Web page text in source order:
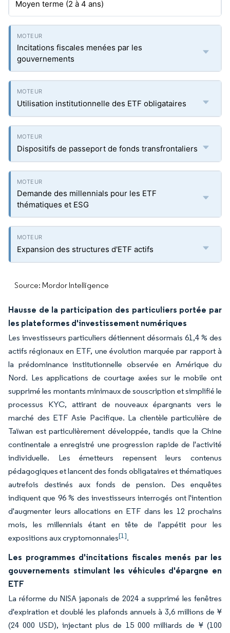
Moyen terme (2 à 4 ans)
Incitations fiscales menées par les
gouvernements
Utilisation institutionnelle des ETF obligataires
Dispositifs de passeport de fonds transfrontaliers
Demande des millennials pour les ETF
thématiques et ESG
Expansion des structures d'ETF actifs
Source: Mordor Intelligence
Hausse de la participation des particuliers portée par
les plateformes d'investissement numériques
Les investisseurs particuliers détiennent désormais 61,4 % des
actifs régionaux en ETF, une évolution marquée par rapport à
la prédominance institutionnelle observée en Amérique du
Nord. Les applications de courtage axées sur le mobile ont
supprimé les montants minimaux de souscription et simplifié le
processus KYC, attirant de nouveaux épargnants vers le
marché des ETF Asie Pacifique. La clientèle particulière de
Taïwan est particulièrement développée, tandis que la Chine
continentale a enregistré une progression rapide de l'activité
individuelle. Les émetteurs repensent leurs contenus
pédagogiques et lancent des fonds obligataires et thématiques
autrefois destinés aux fonds de pension. Des enquêtes
indiquent que 96 % des investisseurs interrogés ont l'intention
d'augmenter leurs allocations en ETF dans les 12 prochains
mois, les millennials étant en tête de l'appétit pour les
expositions aux cryptomonnaies[1].
Les programmes d'incitations fiscales menés par les
gouvernements stimulant les véhicules d'épargne en
ETF
La réforme du NISA japonais de 2024 a supprimé les fenêtres
d'expiration et doublé les plafonds annuels à 3,6 millions de ¥
(24 000 USD), injectant plus de 15 000 milliards de ¥ (100